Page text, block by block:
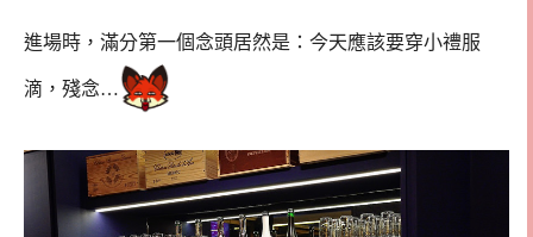
進場時，滿分第一個念頭居然是：今天應該要穿小禮服
滴，殘念…